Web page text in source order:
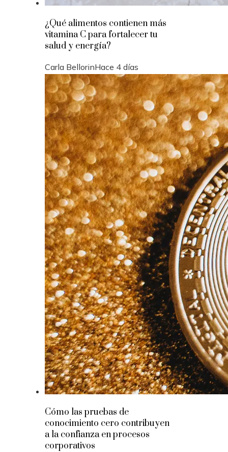
¿Qué alimentos contienen más
vitamina C para fortalecer tu
salud y energía?
Carla BellorinHace 4 días
Cómo las pruebas de
conocimiento cero contribuyen
a la confianza en procesos
corporativos